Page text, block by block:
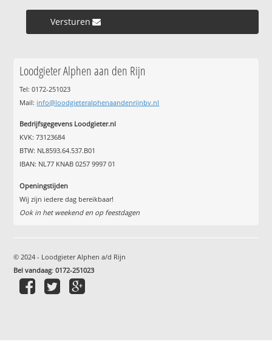
Versturen »
Loodgieter Alphen aan den Rijn
Tel: 0172-251023
Mail: info@loodgieteralphenaandenrijnbv.nl
Bedrijfsgegevens Loodgieter.nl
KVK: 73123684
BTW: NL8593.64.537.B01
IBAN: NL77 KNAB 0257 9997 01
Openingstijden
Wij zijn iedere dag bereikbaar!
Ook in het weekend en op feestdagen
© 2024 - Loodgieter Alphen a/d Rijn
Bel vandaag:0172-251023